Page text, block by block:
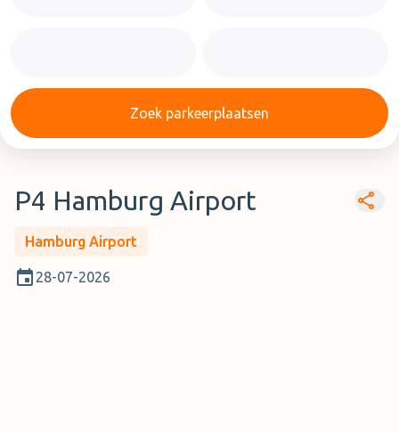
Zoek parkeerplaatsen
P4 Hamburg Airport
Hamburg Airport
28-07-2026